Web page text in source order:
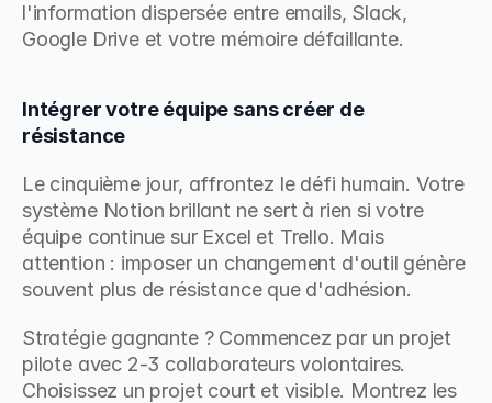
l'information dispersée entre emails, Slack,
Google Drive et votre mémoire défaillante.
Intégrer votre équipe sans créer de
résistance
Le cinquième jour, affrontez le défi humain. Votre
système Notion brillant ne sert à rien si votre
équipe continue sur Excel et Trello. Mais
attention : imposer un changement d'outil génère
souvent plus de résistance que d'adhésion.
Stratégie gagnante ? Commencez par un projet
pilote avec 2-3 collaborateurs volontaires.
Choisissez un projet court et visible. Montrez les